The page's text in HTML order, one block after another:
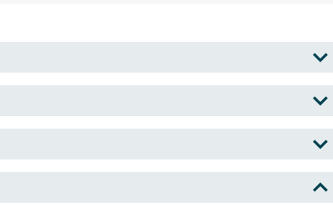
merk voor douches, badkamer- en keukenkranen,
binnen de internationale Hansgrohe Groep. Beloond met